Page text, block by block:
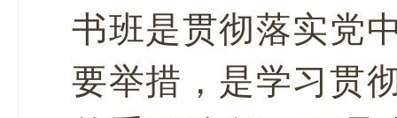
书班是贯彻落实党
要举措，是学习贯